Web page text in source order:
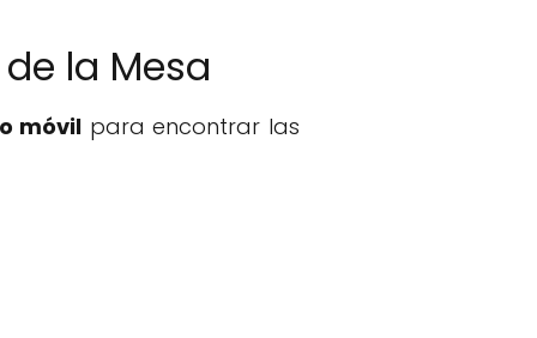
la Mesa
móvil para encontrar las